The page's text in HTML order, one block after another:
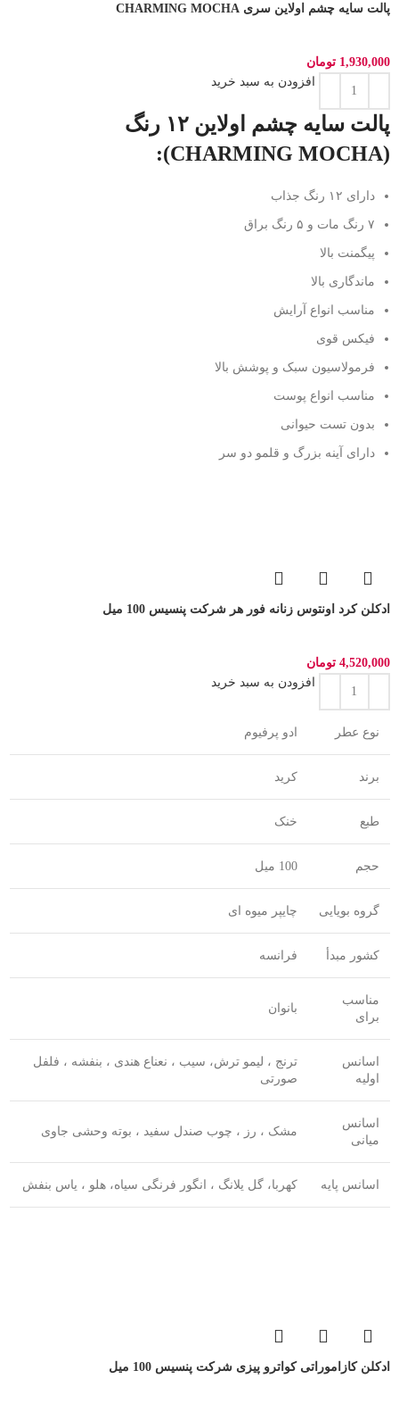
پالت سایه چشم اولاین سری CHARMING MOCHA
1,930,000 تومان
افزودن به سبد خرید
پالت سایه چشم اولاین ۱۲ رنگ
(CHARMING MOCHA):
دارای ۱۲ رنگ جذاب
۷ رنگ مات و ۵ رنگ براق
پیگمنت بالا
ماندگاری بالا
مناسب انواع آرایش
فیکس قوی
فرمولاسیون سبک و پوشش بالا
مناسب انواع پوست
بدون تست حیوانی
دارای آینه بزرگ و قلمو دو سر
ادکلن کرد اونتوس زنانه فور هر شرکت پنسیس 100 میل
4,520,000 تومان
افزودن به سبد خرید
نوع عطر ادو پرفیوم
برند کرید
طبع خنک
حجم 100 میل
گروه بویایی چایپر میوه ای
کشور مبدأ فرانسه
مناسب
برای
بانوان
اسانس
اولیه
ترنج ، لیمو ترش، سیب ، نعناع هندی ، بنفشه ، فلفل
صورتی
اسانس
میانی
مشک ، رز ، چوب صندل سفید ، بوته وحشی جاوی
اسانس پایه کهربا، گل یلانگ ، انگور فرنگی سیاه، هلو ، یاس بنفش
ادکلن کازاموراتی کواترو پیزی شرکت پنسیس 100 میل